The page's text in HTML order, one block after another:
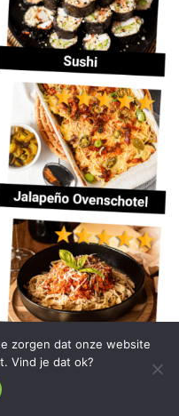
zorgen dat onze website
Vind je dat ok?